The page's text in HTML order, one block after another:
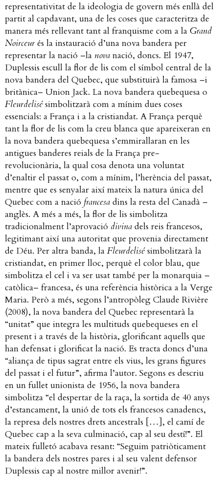
representativitat de la ideologia de govern més enllà del
partit al capdavant, una de les coses que caracteritza de
manera més rellevant tant al franquisme com a la Grand
Noirceurés la instauració d’una nova bandera per
representar la nació –la nova nació, doncs. El 1947,
Duplessis escull la flor de lis com el símbol central de la
nova bandera del Quebec, que substituirà la famosa –i
britànica– Union Jack. La nova bandera quebequesa o
Fleurdelisésimbolitzarà com a mínim dues coses
essencials: a França i a la cristiandat. A França perquè
tant la flor de lis com la creu blanca que apareixeran en
la nova bandera quebequesa s’emmirallaran en les
antigues banderes reials de la França pre-
revolucionària, la qual cosa denota una voluntat
d’enaltir el passat o, com a mínim, l’herència del passat,
mentre que es senyalar així mateix la natura única del
Quebec com a nació francesa dins la resta del Canadà –
anglès. A més a més, la flor de lis simbolitza
tradicionalment l’aprovació divina dels reis francesos,
legitimant així una autoritat que provenia directament
de Déu. Per altra banda, la Fleurdelisésimbolitzarà la
cristiandat, en primer lloc, perquè el color blau, que
simbolitza el cel i va ser usat també per la monarquia –
catòlica– francesa, és una referència històrica a la Verge
Maria. Però a més, segons l’antropòleg Claude Rivière
(2008), la nova bandera del Quebec representarà la
“unitat” que integra les multituds quebequeses en el
present i a través de la història, glorificant aquells que
han defensat i glorificat la nació. Es tracta doncs d’una
“aliança de tipus sagrat entre els vius, les grans figures
del passat i el futur”, afirma l’autor. Segons es descriu
en un fullet unionista de 1956, la nova bandera
simbolitza “el despertar de la raça, la sortida de 40 anys
d’estancament, la unió de tots els francesos canadencs,
la represa dels nostres drets ancestrals […], el camí de
Quebec cap a la seva culminació, cap al seu destí!”. El
mateix fulletó acabava resant: “Seguim patriòticament
la bandera dels nostres pares i al seu valent defensor
Duplessis cap al nostre millor avenir!”.